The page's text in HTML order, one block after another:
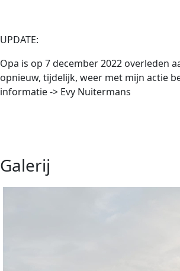
UPDATE:
Opa is op 7 december 2022 overleden
opnieuw, tijdelijk, weer met mijn actie
informatie -> Evy Nuitermans
Galerij